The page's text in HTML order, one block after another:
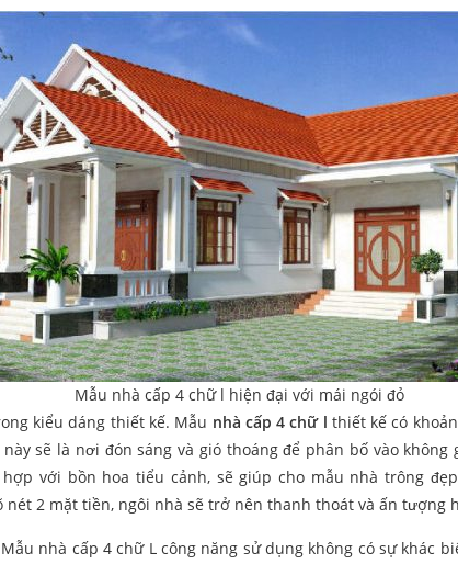
Mẫu nhà cấp 4 chữ l hiện đại với mái ngói đỏ
kiểu dáng thiết kế. Mẫu nhà cấp 4 chữ l thiết kế có
sẽ là nơi đón sáng và gió thoáng để phân bố vào
hợp với bồn hoa tiểu cảnh, sẽ giúp cho mẫu nhà trông
2 mặt tiền, ngôi nhà sẽ trở nên thanh thoát và ấn tượng
nhà cấp 4 chữ L công năng sử dụng không có sự khác